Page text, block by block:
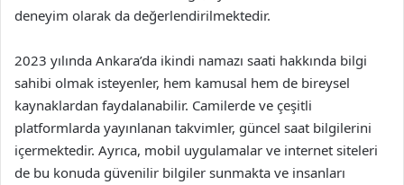
deneyim olarak da değerlendirilmektedir.
2023 yılında Ankara’da ikindi namazı saati hakkında bilgi
sahibi olmak isteyenler, hem kamusal hem de bireysel
kaynaklardan faydalanabilir. Camilerde ve çeşitli
platformlarda yayınlanan takvimler, güncel saat bilgilerini
içermektedir. Ayrıca, mobil uygulamalar ve internet siteleri
de bu konuda güvenilir bilgiler sunmakta ve insanları